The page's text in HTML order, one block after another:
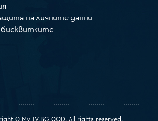
на личните данни
бисквитките
© My TV.BG OOD. All rights reserved.